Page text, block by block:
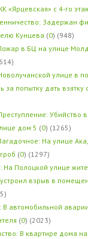
«Ярцевская» с 4-го
Задержан
Кунцева (0) (948)
в БЦ на улице
улице в
за попытку дать
Убийство
дом 5 (0) (1265)
На улице
(0) (1297)
На Полоцкой улице
взрыв в
В автомобильной
(0) (2023)
В квартире дома